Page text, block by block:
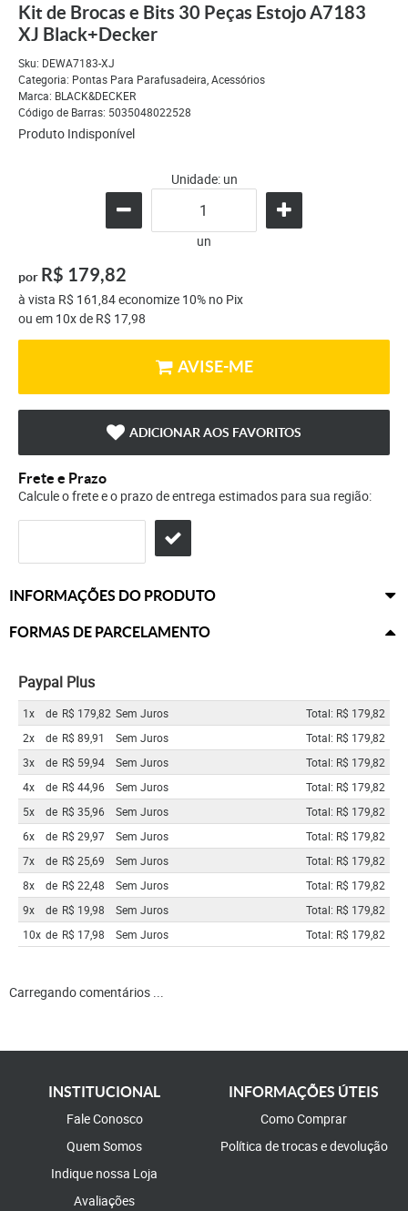
Kit de Brocas e Bits 30 Peças Estojo A7183
XJ Black+Decker
Sku: DEWA7183-XJ
Categoria: Pontas Para Parafusadeira,Acessórios
Marca: BLACK&DECKER
Código de Barras: 5035048022528
Produto Indisponível
Unidade: un
un
por R$ 179,82
à vista R$ 161,84economize 10% no Pix
ou em 10xde R$ 17,98
AVISE-ME
ADICIONAR AOS FAVORITOS
Frete e Prazo
Calcule o frete e o prazo de entrega estimados para sua região:
INFORMAÇÕES DO PRODUTO
FORMAS DE PARCELAMENTO
Paypal Plus
1x de R$ 179,82 Sem Juros
Total: R$ 179,82
2x
de R$ 89,91 Sem Juros
Total: R$ 179,82
3x
de R$ 59,94 Sem Juros
Total: R$ 179,82
4x
de R$ 44,96 Sem Juros
Total: R$ 179,82
5x
de R$ 35,96 Sem Juros
Total: R$ 179,82
6x
de R$ 29,97 Sem Juros
Total: R$ 179,82
7x
de R$ 25,69 Sem Juros
Total: R$ 179,82
8x
de R$ 22,48 Sem Juros
Total: R$ 179,82
9x
de R$ 19,98 Sem Juros
Total: R$ 179,82
10x de R$ 17,98 Sem Juros Total: R$ 179,82
Carregando comentários ...
INSTITUCIONAL
Fale Conosco
Quem Somos
Indique nossa Loja
Avaliações
INFORMAÇÕES ÚTEIS
Como Comprar
Política de trocas e devolução